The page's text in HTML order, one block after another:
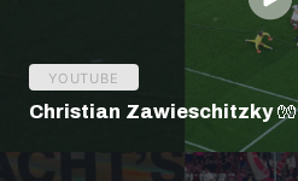
YOUTUBE
Christian Zawieschitzky 🧤